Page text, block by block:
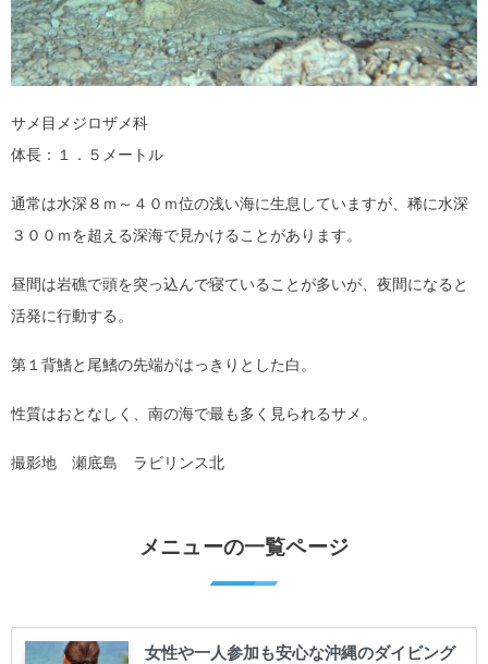
サメ目メジロザメ科
体長：１．５メートル
通常は水深８ｍ～４０ｍ位の浅い海に生息していますが、稀に水深
３００ｍを超える深海で見かけることがあります。
昼間は岩礁で頭を突っ込んで寝ていることが多いが、夜間になると
活発に行動する。
第１背鰭と尾鰭の先端がはっきりとした白。
性質はおとなしく、南の海で最も多く見られるサメ。
撮影地 瀬底島 ラビリンス北
メニューの一覧ページ
女性や一人参加も安心な沖縄のダイビング